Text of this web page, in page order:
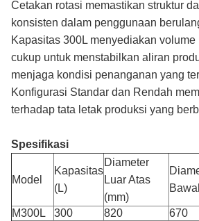
Cetakan rotasi memastikan struktur
konsisten dalam penggunaan
Kapasitas 300L menyediakan volume
cukup untuk menstabilkan aliran
menjaga kondisi penanganan yang
Konfigurasi Standar dan Rendah
terhadap tata letak produksi yang
Spesifikasi
Model
Kapasitas
(L)
Diameter
Luar Atas
(mm)
M300L 300 820 670